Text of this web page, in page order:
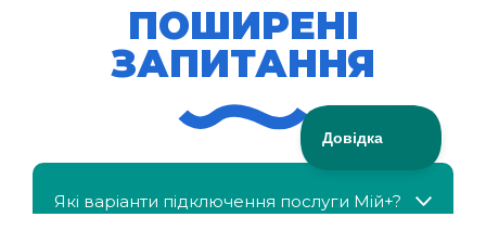
ПОШИРЕНІ
ЗАПИТАННЯ
Які варіанти підключення послуги Мій+?